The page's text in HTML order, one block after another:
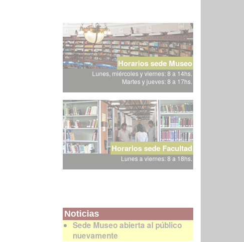
Horarios sede Museo
Lunes, miércoles y viernes: 8 a 14hs.
Martes y jueves: 8 a 17hs.
Horarios sede Facultad
Lunes a viernes: 8 a 18hs.
Noticias
Sede Museo abierta al público
nuevamente